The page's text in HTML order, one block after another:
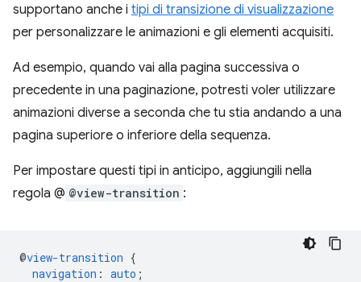
supportano anche i tipi di transizione di visualizzazione
per personalizzare le animazioni e gli elementi acquisiti.
Ad esempio, quando vai alla pagina successiva o
precedente in una paginazione, potresti voler utilizzare
animazioni diverse a seconda che tu stia andando a una
pagina superiore o inferiore della sequenza.
Per impostare questi tipi in anticipo, aggiungili nella
regola @ @view-transition :
@view-transition {
navigation : auto ;